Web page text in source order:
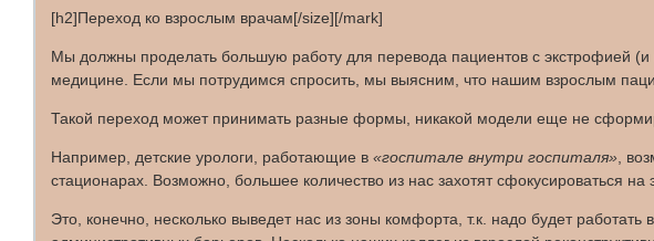
[h2]Переход ко взрослым врачам[/size][/mark]
Мы должны проделать большую работу для перевода пациентов с экстрофией
медицине. Если мы потрудимся спросить, мы выясним, что нашим взрослым
Такой переход может принимать разные формы, никакой модели еще не
Например, детские урологи, работающие в «госпитале внутри госпиталя» ,
стационарах. Возможно, большее количество из нас захотят сфокусироваться
Это, конечно, несколько выведет нас из зоны комфорта, т.к. надо будет